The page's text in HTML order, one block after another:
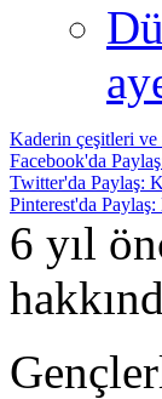
Kaderin çeşitleri
Facebook'da
Twitter'da Paylaş:
Pinterest'da
6 yıl